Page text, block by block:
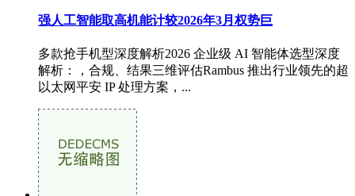
强人工智能取高机能计较2026年3月权势巨
多款抢手机型深度解析2026 企业级 AI 智能体选型深度
解析：，合规、结果三维评估Rambus 推出行业领先的超
以太网平安 IP 处理方案，...